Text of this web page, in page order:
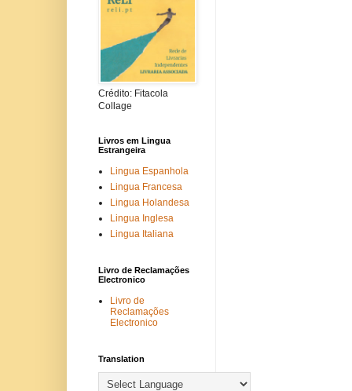
Crédito: Fitacola
Collage
Livros em Lingua
Estrangeira
Lingua Espanhola
Lingua Francesa
Lingua Holandesa
Lingua Inglesa
Lingua Italiana
Livro de Reclamações
Electronico
Livro de
Reclamações
Electronico
Translation